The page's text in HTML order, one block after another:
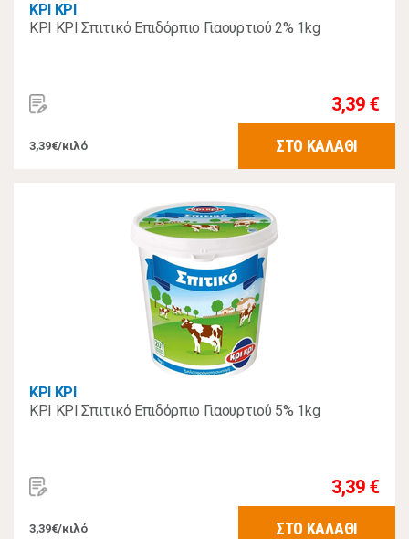
ΚΡΙ ΚΡΙ
ΚΡΙ ΚΡΙ Σπιτικό Επιδόρπιο Γιαουρτιού 2% 1kg
3,39 €
3,39€/κιλό ΣΤΟ ΚΑΛΑΘΙ
ΚΡΙ ΚΡΙ
ΚΡΙ ΚΡΙ Σπιτικό Επιδόρπιο Γιαουρτιού 5% 1kg
3,39 €
3,39€/κιλό ΣΤΟ ΚΑΛΑΘΙ